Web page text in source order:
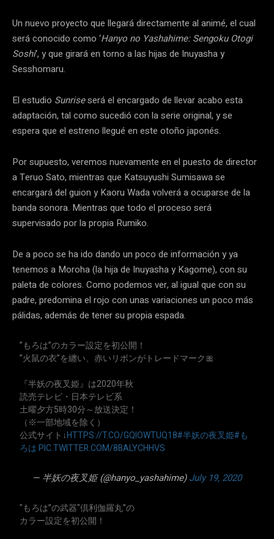
Un nuevo proyecto que llegará directamente al animé, el cual
será conocido como ‘Hanyo no Yashahime: Sengoku Otogi
Soshi‘, y que girará en torno a las hijas de Inuyasha y
Sesshomaru.
El estudio Sunriseserá el encargado de llevar acabo esta
adaptación, tal como sucedió con la serie original, y se
espera que el estreno llegué en este otoño japonés.
Por supuesto, veremos nuevamente en el puesto de director
a Teruo Sato, mientras que Katsuyushi Sumisawa se
encargará del guion y Kaoru Wada volverá a ocuparse de la
banda sonora. Mientras que todo el proceso será
supervisado por la propia Rumiko.
De a poco se ha ido dando un poco de información y ya
tenemos a Moroha (la hija de Inuyasha y Kagome), con su
paleta de colores. Como podemos ver, al igual que con su
padre, predomina el rojo con unas variaciones un poco más
pálidas, además de tener su propia espada.
”もろは”のカラー設定を初公開！
”火鼠の衣”を纏い、赤いリボンがトレードマーク🎀
『半妖の夜叉姫』は2020年秋
読売テレビ・日本テレビ系
土曜夕方5時30分～放送決定！
（※一部地域を除く）
公式サイト↓HTTPS://T.CO/GQIOWTUQ18#半妖の夜叉姫#も
ろは PIC.TWITTER.COM/8BALYCHHVS
— 半妖の夜叉姫 (@hanyo_yashahime)July 19, 2020
"もろは”の武器"倶利伽羅丸”の
カラー設定を初公開！